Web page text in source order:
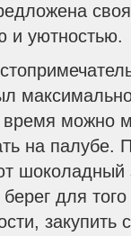
и уютностью.
можно
на палубе.
шоколадный
для
закупить